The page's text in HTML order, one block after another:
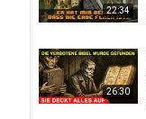
22:34
26:30